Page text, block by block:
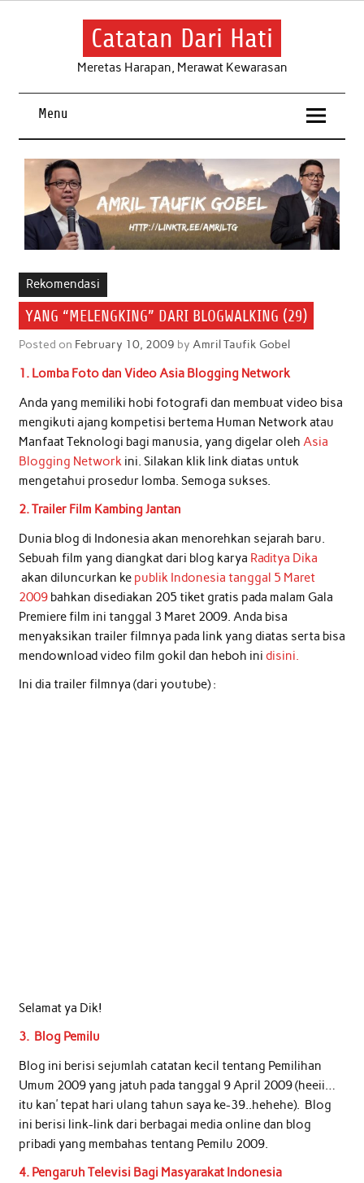
Skip
Catatan Dari Hati
Meretas Harapan, Merawat Kewarasan
Menu
Rekomendasi
YANG “MELENGKING” DARI BLOGWALKING (29)
Posted on February 10, 2009 by Amril Taufik Gobel
1. Lomba Foto dan Video Asia Blogging Network
Anda yang memiliki hobi fotografi dan membuat video bisa
mengikuti ajang kompetisi bertema Human Network atau
Manfaat Teknologi bagi manusia, yang digelar oleh Asia
Blogging Network ini. Silakan klik link diatas untuk
mengetahui prosedur lomba. Semoga sukses.
2. Trailer Film Kambing Jantan
Dunia blog di Indonesia akan menorehkan sejarah baru.
Sebuah film yang diangkat dari blog karya Raditya Dika
akan diluncurkan kepublik Indonesia tanggal 5 Maret
2009bahkan disediakan 205 tiket gratis pada malam Gala
Premiere film ini tanggal 3 Maret 2009. Anda bisa
menyaksikan trailer filmnya pada link yang diatas serta bisa
mendownload video film gokil dan heboh ini disini.
Ini dia trailer filmnya (dari youtube) :
Selamat ya Dik!
3. Blog Pemilu
Blog ini berisi sejumlah catatan kecil tentang Pemilihan
Umum 2009 yang jatuh pada tanggal 9 April 2009 (heeii…
itu kan’ tepat hari ulang tahun saya ke-39..hehehe). Blog
ini berisi link-link dari berbagai media online dan blog
pribadi yang membahas tentang Pemilu 2009.
4. Pengaruh Televisi Bagi Masyarakat Indonesia